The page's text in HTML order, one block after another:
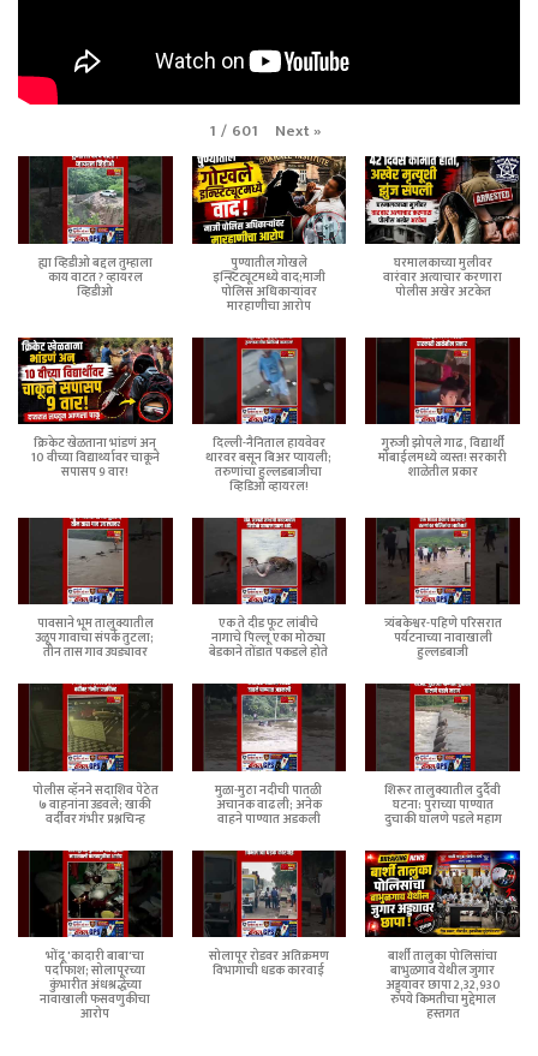
1 / 601 Next»
ह्या व्हिडीओ बद्दल तुम्हाला
काय वाटत ? व्हायरल
व्हिडीओ
पुण्यातील गोखले
इन्स्टिट्यूटमध्ये वाद;माजी
पोलिस अधिकाऱ्यांवर
मारहाणीचा आरोप
घरमालकाच्या मुलीवर
वारंवार अत्याचार करणारा
पोलीस अखेर अटकेत
क्रिकेट खेळताना भांडणं अन्
10 वीच्या विद्यार्थ्यावर चाकूने
सपासप 9 वार!
दिल्ली-नैनिताल हायवेवर
थारवर बसून बिअर प्यायली;
तरुणांचा हुल्लडबाजीचा
व्हिडिओ व्हायरल!
गुरुजी झोपले गाढ, विद्यार्थी
मोबाईलमध्ये व्यस्त! सरकारी
शाळेतील प्रकार
पावसाने भूम तालुक्यातील
उळूप गावाचा संपर्क तुटला;
तीन तास गाव उघड्यावर
एक ते दीड फूट लांबीचे
नागाचे पिल्लू एका मोठ्या
बेडकाने तोंडात पकडले होते
त्र्यंबकेश्वर-पहिणे परिसरात
पर्यटनाच्या नावाखाली
हुल्लडबाजी
पोलीस व्हॅनने सदाशिव पेठेत
७ वाहनांना उडवले; खाकी
वर्दीवर गंभीर प्रश्नचिन्ह
मुळा-मुठा नदीची पातळी
अचानक वाढली; अनेक
वाहने पाण्यात अडकली
शिरूर तालुक्यातील दुर्दैवी
घटना: पुराच्या पाण्यात
दुचाकी घालणे पडले महाग
भोंदू 'कादारी बाबा'चा
पर्दाफाश; सोलापूरच्या
कुंभारीत अंधश्रद्धेच्या
नावाखाली फसवणुकीचा
आरोप
सोलापूर रोडवर अतिक्रमण
विभागाची धडक कारवाई
बार्शी तालुका पोलिसांचा
बाभुळगाव येथील जुगार
अड्ड्यावर छापा 2,32,930
रुपये किमतीचा मुद्देमाल
हस्तगत